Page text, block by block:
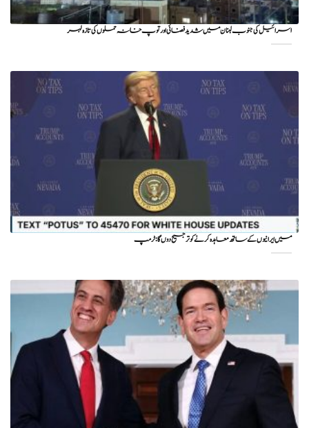
اسرائیل کی جنوب لبنان میں شدید فضائی اور توپ خانہ حملوں کی تازہ لہر
میں ایرانیوں کے ساتھ معاہدہ کرنے کو ترجیح دوں گا : ٹرمپ